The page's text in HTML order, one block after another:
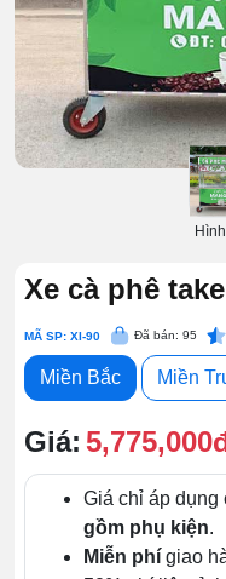
Xe cà phê
MÃ SP: XI-90 Đã bán: 95
Miền Bắc Miền
Giá:
Giá chỉ áp dụng
gồm phụ kiện.
Miễn phí giao